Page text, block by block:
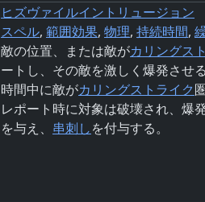
ヒズヴァイルイントリュージョン
スペル, 範囲効果, 物理, 持続時間,
敵の位置、または敵がカリングス
ートし、その敵を激しく爆発させ
時間中に敵がカリングストライク
レポート時に対象は破壊され、爆
を与え、 串刺しを付与する。